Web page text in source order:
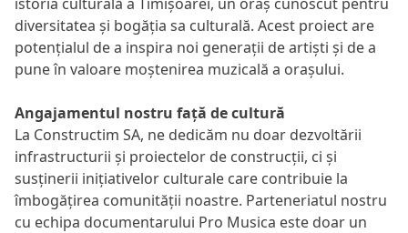
diversitatea și bogăția sa culturală. Acest proiect are
potențialul de a inspira noi generații de artiști și de a
pune în valoare moștenirea muzicală a orașului.
Angajamentul nostru față de cultură
La Constructim SA, ne dedicăm nu doar dezvoltării
infrastructurii și proiectelor de construcții, ci și
susținerii inițiativelor culturale care contribuie la
îmbogățirea comunității noastre. Parteneriatul nostru
cu echipa documentarului Pro Musica este doar un